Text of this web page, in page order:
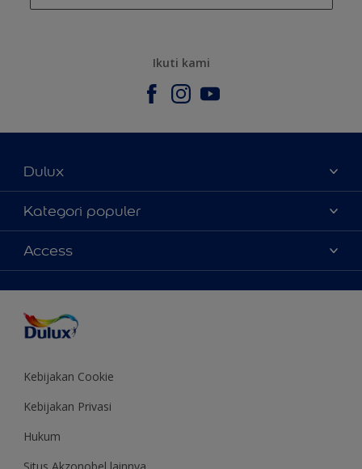
Ikuti kami
Dulux
Tentang Kami
Contact us
Temukan toko
Kategori populer
Warna
Produk
Inspirasi
Saran Mendekorasi
Colour of the Year
Access
Kebijakan Cookie
Kebijakan Privasi
Hukum
Situs Akzonobel lainnya